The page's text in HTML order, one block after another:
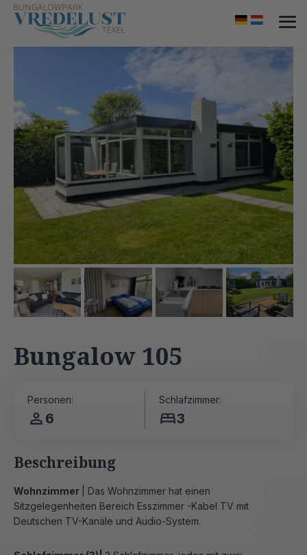
Bungalow 105
Personen:
6
Schlafzimmer:
3
Beschreibung
Wohnzimmer
| Das Wohnzimmer hat einen
Sitzgelegenheiten Bereich Esszimmer -Kabel TV mit
Deutschen TV-Kanäle und Audio-System.